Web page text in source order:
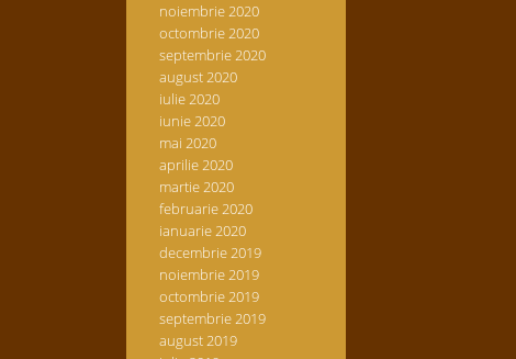
noiembrie 2020
octombrie 2020
septembrie 2020
august 2020
iulie 2020
iunie 2020
mai 2020
aprilie 2020
martie 2020
februarie 2020
ianuarie 2020
decembrie 2019
noiembrie 2019
octombrie 2019
septembrie 2019
august 2019